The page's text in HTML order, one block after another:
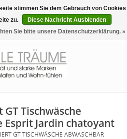
0 Artikel - €0,00
Tischwäsche
Esprit Jardin chatoyant
GT TISCHWÄSCHE ABWASCHBAR
stimmen Sie dem Gebrauch von Cookies
zu.
Diese Nachricht Ausblenden
Sie bitte unsere Datenschutzerklärung. »